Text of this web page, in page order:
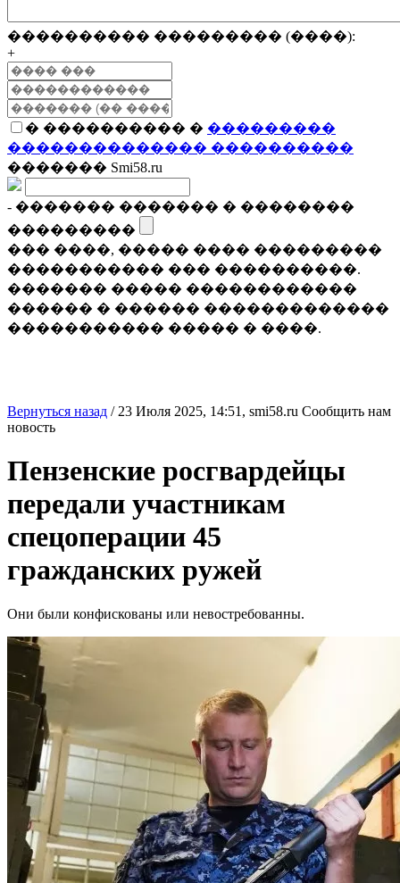
���������� ��������� (����):
+
� ���������� � ���������
�������������� ����������
������� Smi58.ru
- ������� ������� � ��������
���������
��� ����, ����� ���� ���������
����������� ��� ����������.
������� ����� ������������
������ � ������ �������������
����������� ����� � ����.
Вернуться назад / 23 Июля 2025, 14:51, smi58.ru Сообщить нам
новость
Пензенские росгвардейцы
передали участникам
спецоперации 45
гражданских ружей
Они были конфискованы или невостребованны.